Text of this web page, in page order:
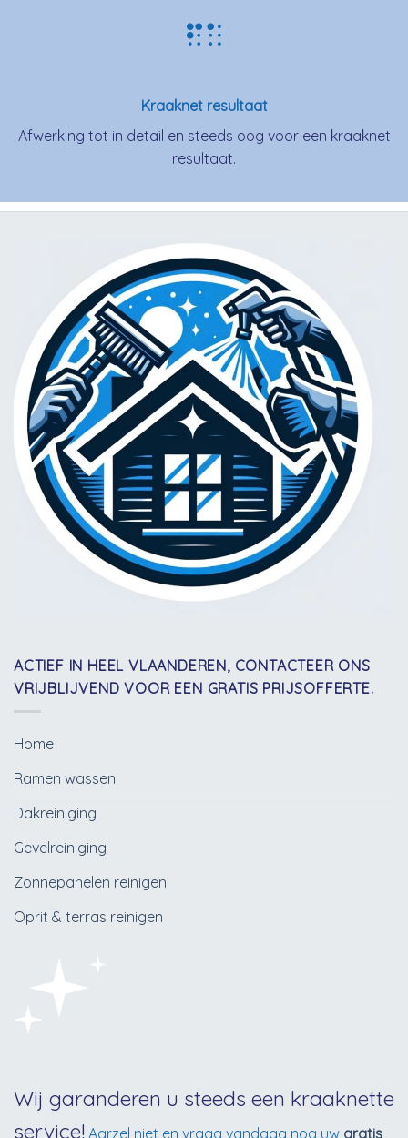
Kraaknet resultaat
Afwerking tot in detail en steeds oog voor een kraaknet
resultaat.
ACTIEF IN HEEL VLAANDEREN, CONTACTEER ONS
VRIJBLIJVEND VOOR EEN GRATIS PRIJSOFFERTE.
Home
Ramen wassen
Dakreiniging
Gevelreiniging
Zonnepanelen reinigen
Oprit & terras reinigen
Wij garanderen u steeds een kraaknette
service! Aarzel niet en vraag vandaag nog uw gratis